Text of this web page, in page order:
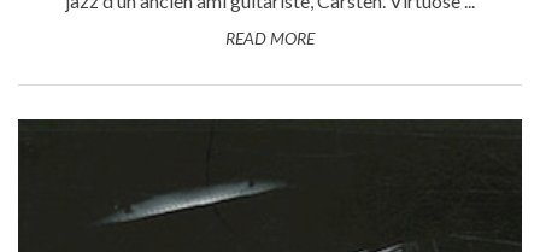
READ MORE